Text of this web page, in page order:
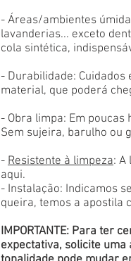
- Áreas/ambientes
lavanderias... exceto
cola sintética,
- Durabilidade:
material, que poderá
- Obra limpa: Em
Sem sujeira, barulho ou
- Resistente à limpeza: A
aqui.
- Instalação: Indicamos
queira, temos a apostila
IMPORTANTE: Para ter
expectativa, solicite